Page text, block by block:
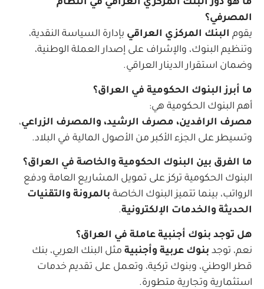
ما هو دور البنك المركزي العراقي في النظام
المصرفي؟
يقوم البنك المركزي العراقي بإدارة السياسة النقدية،
وتنظيم البنوك، والإشراف على إصدار العملة الوطنية،
وضمان استقرار الدينار العراقي.
ما أبرز البنوك الحكومية في العراق؟
أهم البنوك الحكومية هي:
مصرف الرافدين، مصرف الرشيد، والمصرف الزراعي،
وتسيطر على الجزء الأكبر من الأصول المالية في البلاد.
ما الفرق بين البنوك الحكومية والخاصة في العراق؟
البنوك الحكومية تركز على تمويل المشاريع العامة ودفع
الرواتب، بينما تتميز البنوك الخاصة بالمرونة والتقنيات
الحديثة والخدمات الإلكترونية.
هل توجد بنوك أجنبية عاملة في العراق؟
نعم، توجد بنوك عربية وأجنبية مثل البنك العربي، بنك
قطر الوطني، وبنوك تركية، وتعمل على تقديم خدمات
استثمارية وتجارية متطورة.